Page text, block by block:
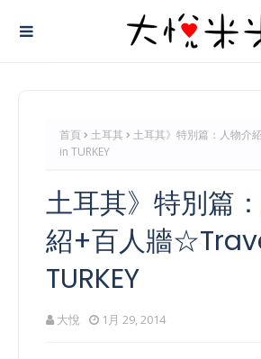
首頁 土耳其
土耳其》特別篇：人物介
in TURKEY
土耳其》特別篇
紹+百人牆
TURKEY
大悅 1月 29, 2014